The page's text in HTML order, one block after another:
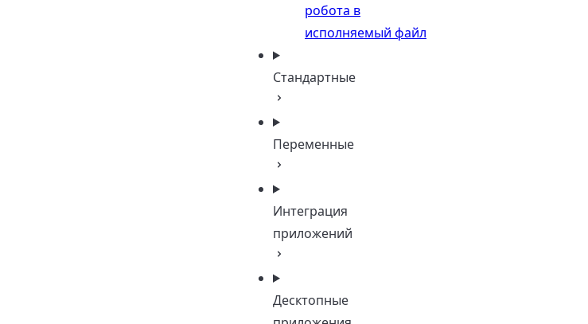
робота в
исполняемый файл
Стандартные
Переменные
Интеграция
приложений
Десктопные